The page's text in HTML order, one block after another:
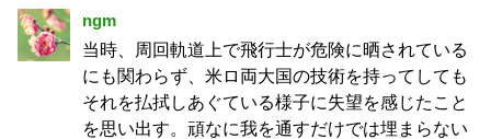
ngm
当時、周回軌道上で飛行士が危険に晒されている
にも関わらず、米ロ両大国の技術を持ってしても
それを払拭しあぐている様子に失望を感じたこと
を思い出す。頑なに我を通すだけでは埋まらない